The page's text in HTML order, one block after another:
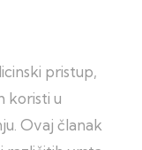
pristup,
koristi u
Ovaj članak